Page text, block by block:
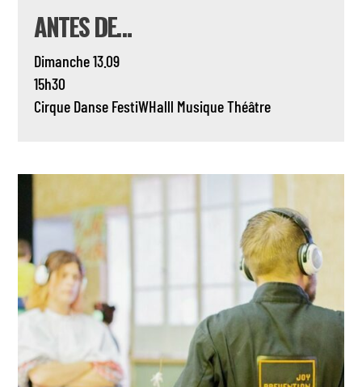
ANTES DE…
Dimanche 13.09
15h30
Cirque Danse FestiWHalll MusiqueThéâtre